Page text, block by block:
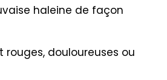
haleine de façon
rouges, douloureuses ou